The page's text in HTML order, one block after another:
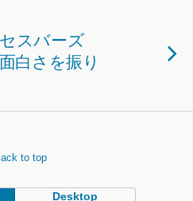
スバーズ
面白さを振り
to top
Desktop